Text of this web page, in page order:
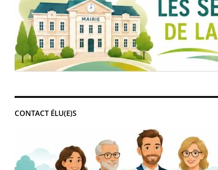
CONTACT ÉLU(E)S